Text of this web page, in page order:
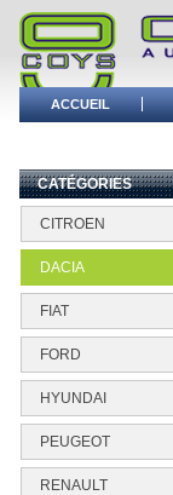
ACCUEIL
CATÉGORIES
CITROEN
DACIA
FIAT
FORD
HYUNDAI
PEUGEOT
RENAULT